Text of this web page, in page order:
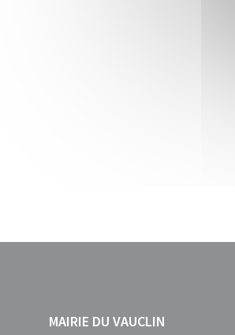
MAIRIE DU VAUCLIN